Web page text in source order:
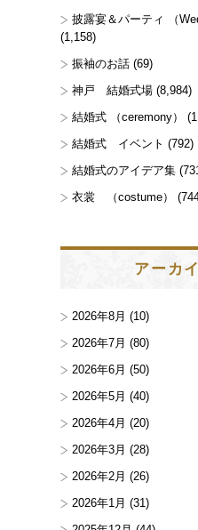
披露宴＆パーティ （
(1,158)
振袖のお話 (69)
神戸 結婚式場 (8,984)
結婚式 （ceremony）
結婚式 イベント (792)
結婚式のアイデア集
衣裳 （costume）
アーカ
2026年8月 (10)
2026年7月 (80)
2026年6月 (50)
2026年5月 (40)
2026年4月 (20)
2026年3月 (28)
2026年2月 (26)
2026年1月 (31)